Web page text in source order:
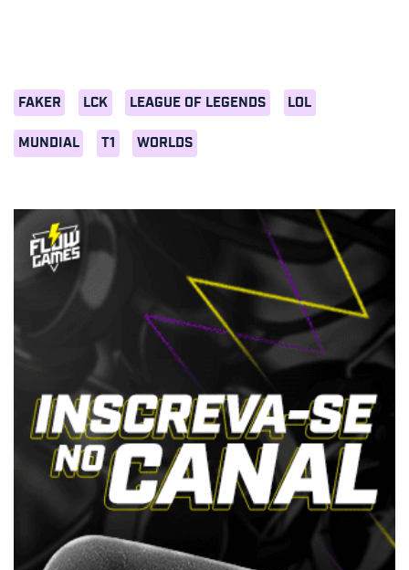
FAKER LCK LEAGUE OF LEGENDS LOL
MUNDIAL T1 WORLDS